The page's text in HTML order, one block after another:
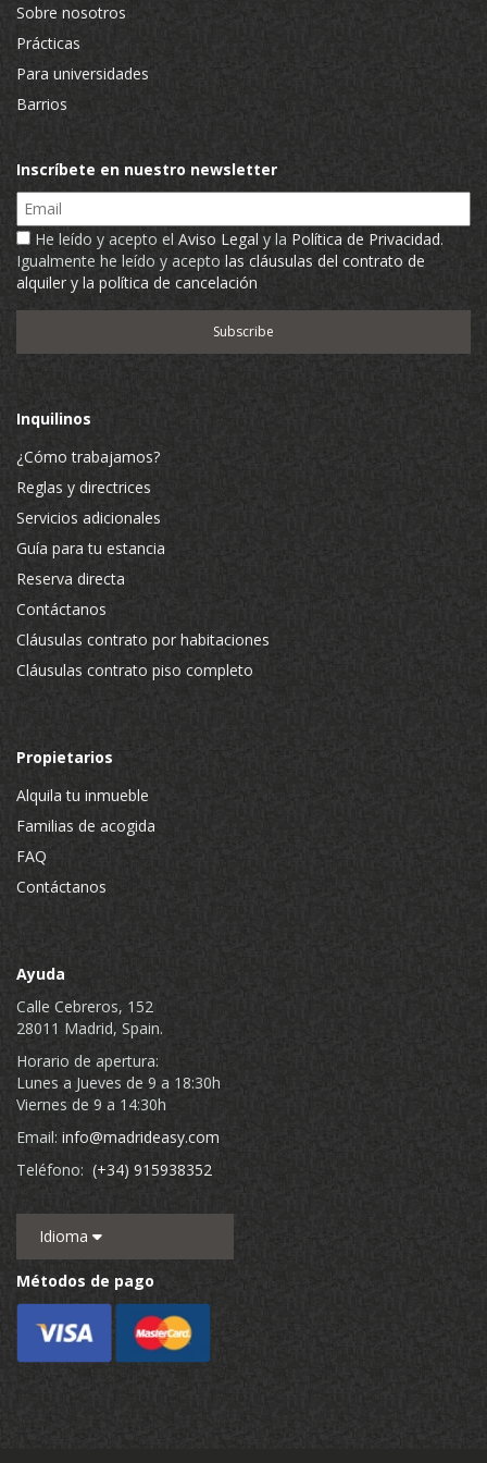
Sobre nosotros
Prácticas
Para universidades
Barrios
Inscríbete en nuestro newsletter
Email
He leído y acepto el Aviso Legal y la Política de Privacidad.
Igualmente he leído y acepto las cláusulas del contrato de
alquiler y la política de cancelación
Inquilinos
¿Cómo trabajamos?
Reglas y directrices
Servicios adicionales
Guía para tu estancia
Reserva directa
Contáctanos
Cláusulas contrato por habitaciones
Cláusulas contrato piso completo
Propietarios
Alquila tu inmueble
Familias de acogida
FAQ
Contáctanos
Ayuda
Calle Cebreros, 152
28011 Madrid, Spain.
Horario de apertura:
Lunes a Jueves de 9 a 18:30h
Viernes de 9 a 14:30h
Email: info@madrideasy.com
Teléfono: (+34) 915938352
Idioma
Métodos de pago